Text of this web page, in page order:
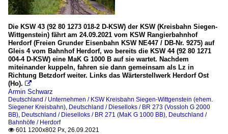
Die KSW 43 (92 80 1273 018-2 D-KSW) der KSW (Kreisbahn Siegen-
Wittgenstein) fährt am 24.09.2021 vom KSW Rangierbahnhof
Herdorf (Freien Grunder Eisenbahn KSW NE447 / DB-Nr. 9275) auf
Gleis 4 vom Bahnhof Herdorf, wo bereits die KSW 44 (92 80 1271
004-4 D-KSW) eine MaK G 1000 B auf sie wartet. Nachdem
miteinander kuppeln, fahren sie dann gemeinsam als Lz in
Richtung Betzdorf weiter. Links das Wärterstellwerk Herdorf Ost
(Ho). 
Armin Schwarz
Deutschland / Unternehmen / KSW Kreisbahn Siegen-Wittgenstein (ehem.
Siegener Kreisbahn), Deutschland / Dieselloks / BR 273 (Vossloh G 2000
BB), Deutschland / Dieselloks / BR 271 (MaK G 1000 BB), Deutschland /
Bahnhöfe / Herdorf
 601 1200x802 Px, 26.09.2021